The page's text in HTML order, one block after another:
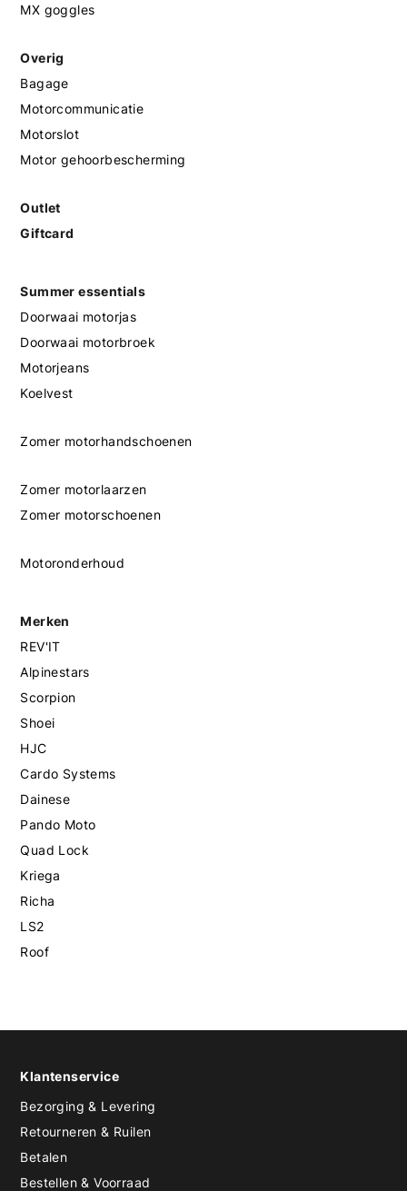
MX goggles
Overig
Bagage
Motorcommunicatie
Motorslot
Motor gehoorbescherming
Outlet
Giftcard
Summer essentials
Doorwaai motorjas
Doorwaai motorbroek
Motorjeans
Koelvest
Zomer motorhandschoenen
Zomer motorlaarzen
Zomer motorschoenen
Motoronderhoud
Merken
REV'IT
Alpinestars
Scorpion
Shoei
HJC
Cardo Systems
Dainese
Pando Moto
Quad Lock
Kriega
Richa
LS2
Roof
Klantenservice
Bezorging & Levering
Retourneren & Ruilen
Betalen
Bestellen & Voorraad